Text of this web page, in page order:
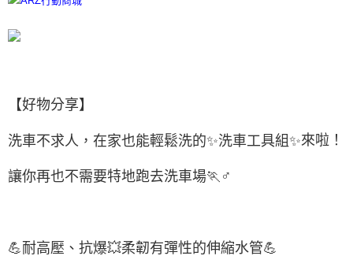
【好物分享】
洗車不求人，在家也能輕鬆洗的✨洗車工具組✨來啦！
讓你再也不需要特地跑去洗車場🏃 ♂
💪耐高壓、抗爆💥柔韌有彈性的伸縮水管💪